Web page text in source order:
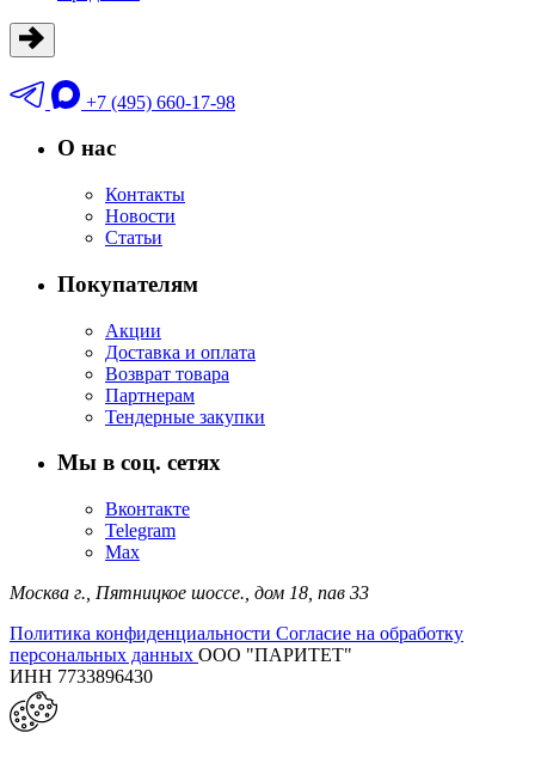
+7 (495) 660-17-98
О нас
Контакты
Новости
Статьи
Покупателям
Акции
Доставка и оплата
Возврат товара
Партнерам
Тендерные закупки
Мы в соц. сетях
Вконтакте
Telegram
Max
Москва г., Пятницкое шоссе., дом 18, пав 33
Политика конфиденциальности Согласие на обработку
персональных данных ООО "ПАРИТЕТ"
ИНН 7733896430